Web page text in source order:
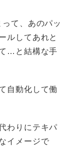
て、あのパッ
ルしてあれと
…と結構な手
自動化して働
わりにテキパ
イメージで